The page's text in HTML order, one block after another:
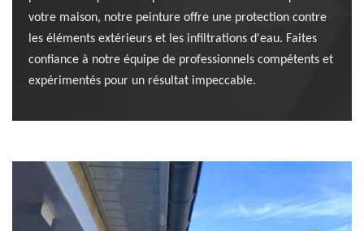
votre maison, notre peinture offre une protection contre
les éléments extérieurs et les infiltrations d'eau. Faites
confiance à notre équipe de professionnels compétents et
expérimentés pour un résultat impeccable.